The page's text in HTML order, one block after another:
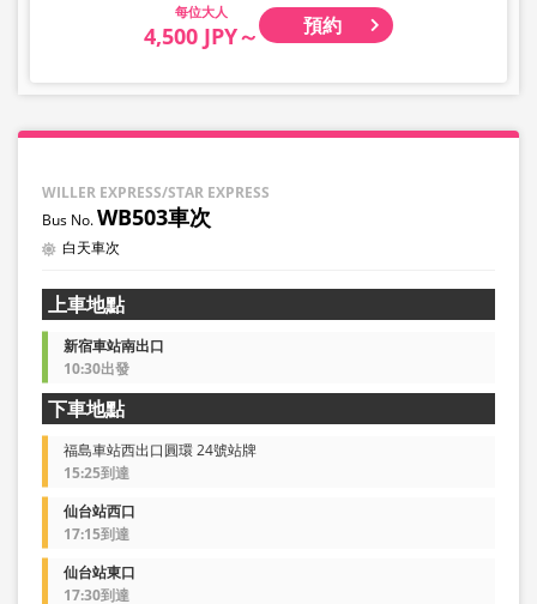
大人
4,500 JPY～ 預約
WILLER EXPRESS/STAR EXPRESS
WB503車次
白天車次
上車地點
新宿車站南出口
10:30出發
下車地點
福島車站西出口圓環 24號站牌
15:25到達
仙台站西口
17:15到達
仙台站東口
17:30到達